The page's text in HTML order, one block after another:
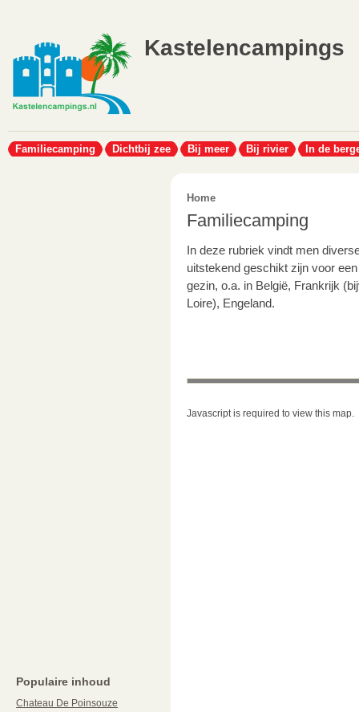
Kastelencampings
Familiecamping Dichtbij zee Bij meer Bij rivier In de
Populaire inhoud
Chateau De Poinsouze
Home
Familiecamping
In deze rubriek vindt men
uitstekend geschikt zijn voor
gezin, o.a. in België, Frankrijk
Loire), Engeland.
Javascript is required to view this map.